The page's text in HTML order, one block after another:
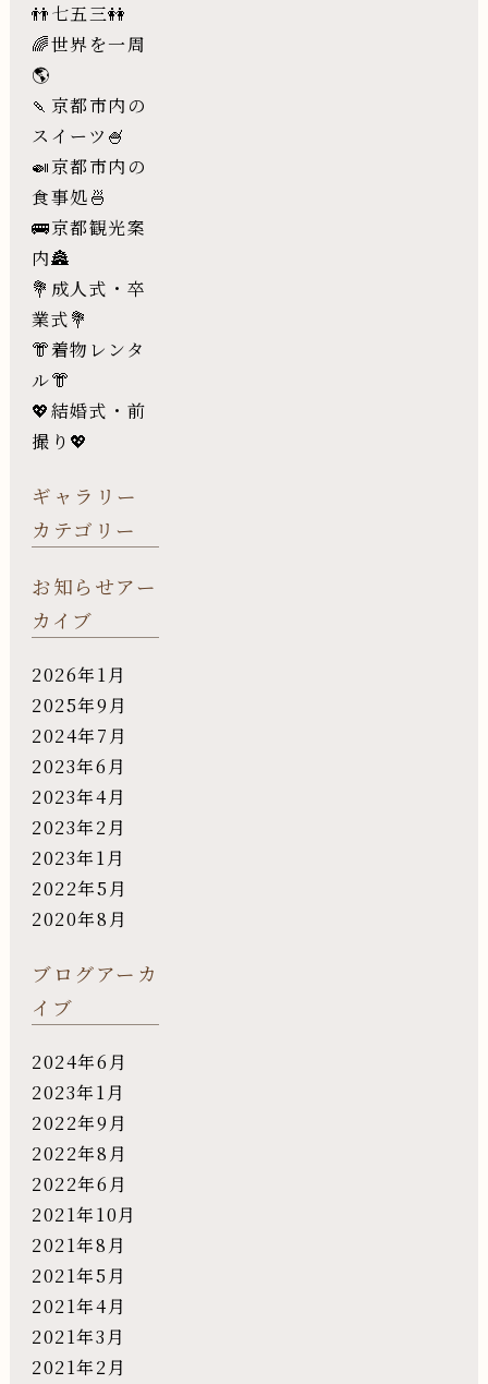
👬七五三👭
🌈世界を一周
🌎
🍡京都市内の
スイーツ🍧
🍛京都市内の
食事処🍜
🚌京都観光案
内🏯
💐成人式・卒
業式💐
👘着物レンタ
ル👘
💖結婚式・前
撮り💖
ギャラリー
カテゴリー
お知らせアー
カイブ
2026年1月
2025年9月
2024年7月
2023年6月
2023年4月
2023年2月
2023年1月
2022年5月
2020年8月
ブログアーカ
イブ
2024年6月
2023年1月
2022年9月
2022年8月
2022年6月
2021年10月
2021年8月
2021年5月
2021年4月
2021年3月
2021年2月